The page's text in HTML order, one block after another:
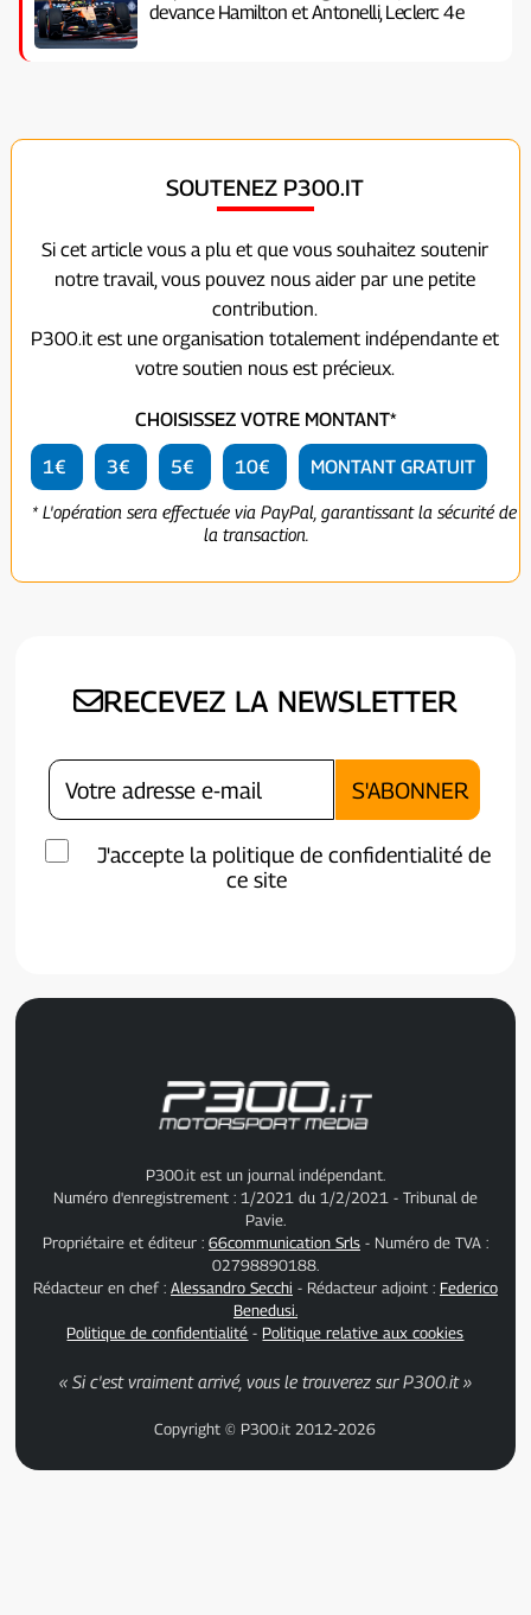
devance Hamilton et Antonelli, Leclerc 4e
SOUTENEZ P300.IT
Si cet article vous a plu et que vous souhaitez soutenir
notre travail, vous pouvez nous aider par une petite
contribution.
P300.it est une organisation totalement indépendante et
votre soutien nous est précieux.
CHOISISSEZ VOTRE MONTANT*
1€ 3€ 5€ 10€ MONTANT GRATUIT
* L'opération sera effectuée via PayPal, garantissant la sécurité de
la transaction.
RECEVEZ LA NEWSLETTER
J'accepte la politique de confidentialité de
ce site
P300.it est un journal indépendant.
Numéro d'enregistrement : 1/2021 du 1/2/2021 - Tribunal de
Pavie.
Propriétaire et éditeur : 66communication Srls- Numéro de TVA :
02798890188.
Rédacteur en chef : Alessandro Secchi - Rédacteur adjoint : Federico
Benedusi.
Politique de confidentialité - Politique relative aux cookies
« Si c'est vraiment arrivé, vous le trouverez sur P300.it »
Copyright © P300.it 2012-2026